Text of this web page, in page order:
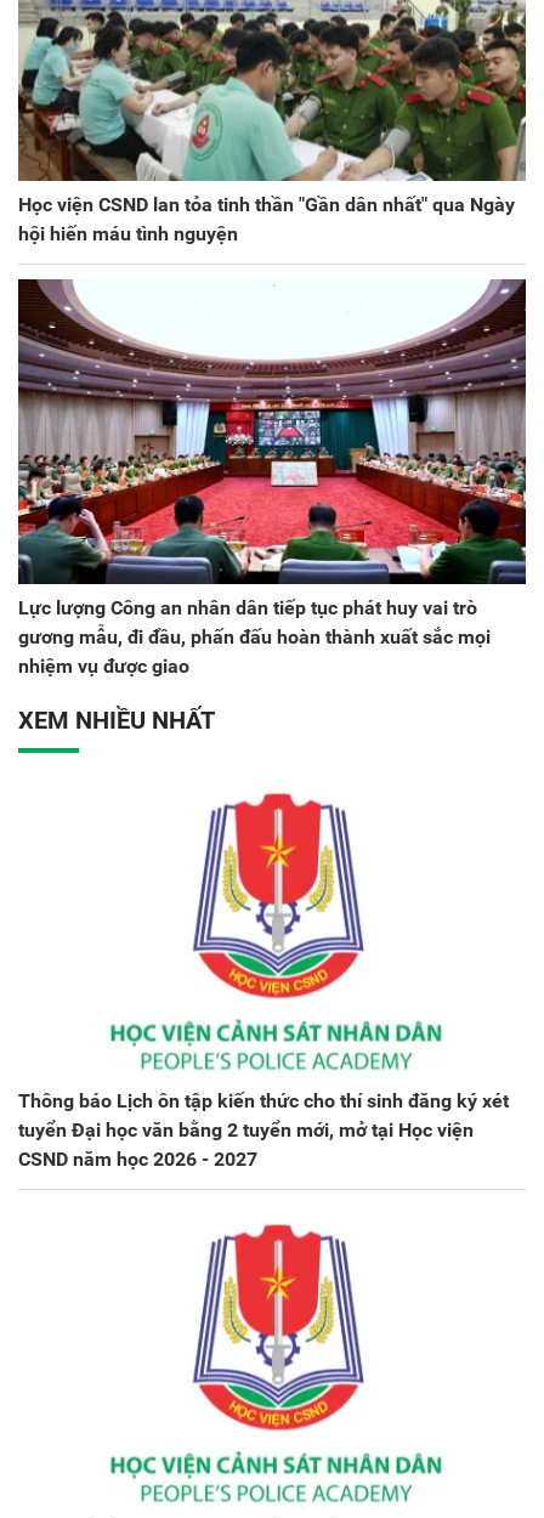
Học viện CSND lan tỏa tinh thần "Gần dân nhất" qua Ngày
hội hiến máu tình nguyện
Lực lượng Công an nhân dân tiếp tục phát huy vai trò
gương mẫu, đi đầu, phấn đấu hoàn thành xuất sắc mọi
nhiệm vụ được giao
XEM NHIỀU NHẤT
Thông báo Lịch ôn tập kiến thức cho thí sinh đăng ký xét
tuyển Đại học văn bằng 2 tuyển mới, mở tại Học viện
CSND năm học 2026 - 2027